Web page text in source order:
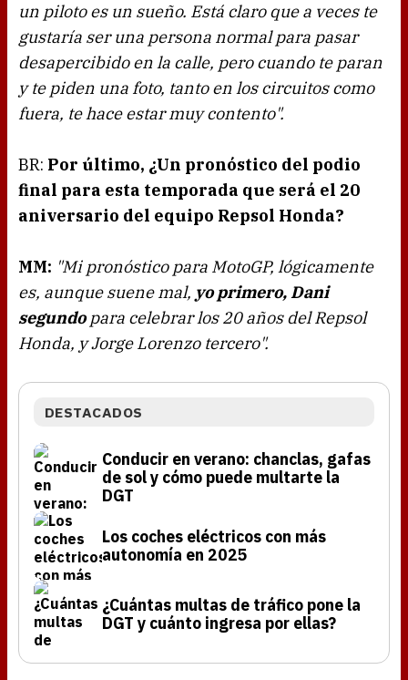
un piloto es un sueño. Está claro que a veces te
gustaría ser una persona normal para pasar
desapercibido en la calle, pero cuando te paran
y te piden una foto, tanto en los circuitos como
fuera, te hace estar muy contento".
BR: Por último, ¿Un pronóstico del podio
final para esta temporada que será el 20
aniversario del equipo Repsol Honda?
MM: "Mi pronóstico para MotoGP, lógicamente
es, aunque suene mal, yo primero, Dani
segundopara celebrar los 20 años del Repsol
Honda, y Jorge Lorenzo tercero".
DESTACADOS
Conducir en verano: chanclas, gafas
de sol y cómo puede multarte la
DGT
Los coches eléctricos con más
autonomía en 2025
¿Cuántas multas de tráfico pone la
DGT y cuánto ingresa por ellas?